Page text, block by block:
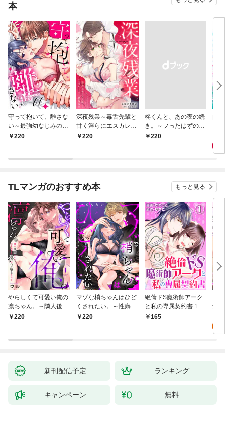
本
守って抱いて、離さな
い～最強幼なじみの鉄
壁溺愛～１
220
深夜残業～毒舌先輩と
甘く淫らにエスカレー
トする愛玩取引１
220
柊くんと、あの夜の続
き。～フったはずの後
輩の甘い執着に負けそ
￥220
サ
か
１
TLマンガのおすすめ本 もっと見る
やらしくて可愛い俺の
凛ちゃん。～隣人後輩
くんのイキすぎた執着
220
マゾな梢ちゃんはひど
くされたい。～性癖マ
ッチした後輩と欲望の
220
絶倫ドS魔術師アーク
と私の専属契約書 1
165
愛
新刊配信予定 ランキング
キャンペーン 無料